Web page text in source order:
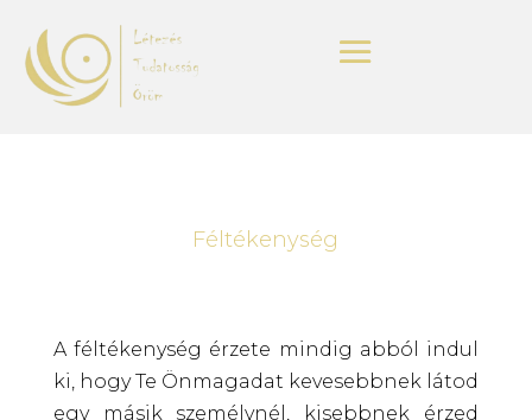
Féltékenység
A féltékenység érzete mindig abból indul
ki, hogy Te Önmagadat kevesebbnek látod
egy másik személynél, kisebbnek érzed